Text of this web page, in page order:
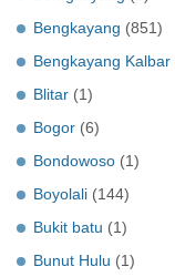
Bengkayang (851)
Bengkayang Kalbar
Blitar (1)
Bogor (6)
Bondowoso (1)
Boyolali (144)
Bukit batu (1)
Bunut Hulu (1)